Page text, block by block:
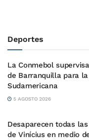
Deportes
La Conmebol
de Barranquilla para
Sudamericana
5 AGOSTO 2026
Desaparecen todas
de Vinícius en medio